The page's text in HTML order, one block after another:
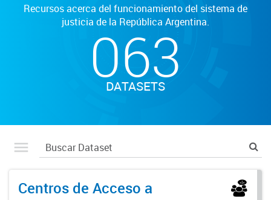
Recursos acerca del funcionamiento del sistema de
justicia de la República Argentina.
063
DATASETS
Centros de Acceso a